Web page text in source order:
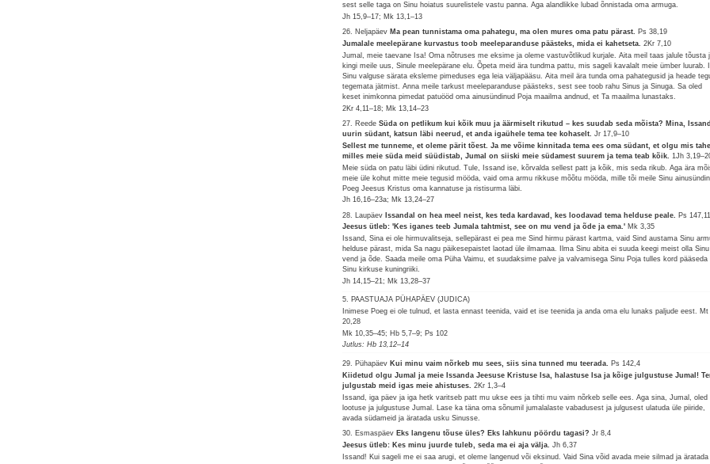
sest selle taga on Sinu hoiatus suurelistele vastu panna. Aga alandlikke lubad õnnistada oma armuga.
Jh 15,9–17; Mk 13,1–13
26. Neljapäev Ma pean tunnistama oma pahategu, ma olen mures oma patu pärast. Ps 38,19
Jumalale meelepärane kurvastus toob meeleparanduse päästeks, mida ei kahetseta.2Kr 7,10
Jumal, meie taevane Isa! Oma nõtruses me eksime ja oleme vastuvõtlikud kurjale. Aita meil taas jalule tõusta
kingi meile uus, Sinule meelepärane elu. Õpeta meid ära tundma pattu, mis sageli kavalalt meie ümber luurab.
Sinu valguse särata eksleme pimeduses ega leia väljapääsu. Aita meil ära tunda oma pahategusid ja heade
tegemata jätmist. Anna meile tarkust meeleparanduse päästeks, sest see toob rahu Sinus ja Sinuga. Sa oled
keset inimkonna pimedat patuööd oma ainusündinud Poja maailma andnud, et Ta maailma lunastaks.
2Kr 4,11–18; Mk 13,14–23
27. ReedeSüda on petlikum kui kõik muu ja äärmiselt rikutud – kes suudab seda mõista? Mina, Issand,
uurin südant, katsun läbi neerud, et anda igaühele tema tee kohaselt.Jr 17,9–10
Sellest me tunneme, et oleme pärit tõest. Ja me võime kinnitada tema ees oma südant, et olgu mis
milles meie süda meid süüdistab, Jumal on siiski meie südamest suurem ja tema teab kõik. 1Jh
Meie süda on patu läbi üdini rikutud. Tule, Issand ise, kõrvalda sellest patt ja kõik, mis seda rikub. Aga ära
meie üle kohut mitte meie tegusid mööda, vaid oma armu rikkuse mõõtu mööda, mille tõi meile Sinu
Poeg Jeesus Kristus oma kannatuse ja ristisurma läbi.
Jh 16,16–23a; Mk 13,24–27
28. Laupäev Issandal on hea meel neist, kes teda kardavad, kes loodavad tema helduse peale. Ps 147,11
Jeesus ütleb: 'Kes iganes teeb Jumala tahtmist, see on mu vend ja õde ja ema.' Mk 3,35
Issand, Sina ei ole hirmuvalitseja, sellepärast ei pea me Sind hirmu pärast kartma, vaid Sind austama Sinu
helduse pärast, mida Sa nagu päikesepaistet laotad üle ilmamaa. Ilma Sinu abita ei suuda keegi meist olla Sinu
vend ja õde. Saada meile oma Püha Vaimu, et suudaksime palve ja valvamisega Sinu Poja tulles kord pääseda
Sinu kirkuse kuningriiki.
Jh 14,15–21; Mk 13,28–37
5. PAASTUAJA PÜHAPÄEV (JUDICA)
Inimese Poeg ei ole tulnud, et lasta ennast teenida, vaid et ise teenida ja anda oma elu lunaks paljude eest. Mt
20,28
Mk 10,35–45; Hb 5,7–9; Ps 102
Jutlus: Hb 13,12–14
29. Pühapäev Kui minu vaim nõrkeb mu sees, siis sina tunned mu teerada. Ps 142,4
Kiidetud olgu Jumal ja meie Issanda Jeesuse Kristuse Isa, halastuse Isa ja kõige julgustuse Jumal!
julgustab meid igas meie ahistuses.2Kr 1,3–4
Issand, iga päev ja iga hetk varitseb patt mu ukse ees ja tihti mu vaim nõrkeb selle ees. Aga sina, Jumal, oled
lootuse ja julgustuse Jumal. Lase ka täna oma sõnumil jumalalaste vabadusest ja julgusest ulatuda üle piiride,
avada südameid ja äratada usku Sinusse.
30. Esmaspäev Eks langenu tõuse üles? Eks lahkunu pöördu tagasi?Jr 8,4
Jeesus ütleb: Kes minu juurde tuleb, seda ma ei aja välja.Jh 6,37
Issand! Kui sageli me ei saa arugi, et oleme langenud või eksinud. Vaid Sina võid avada meie silmad ja äratada